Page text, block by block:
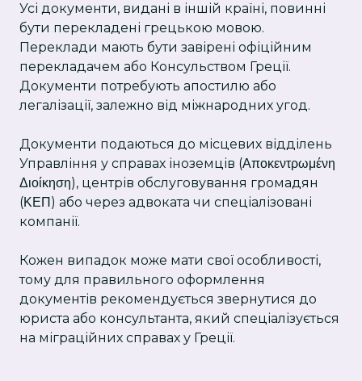
Усі документи, видані в іншій країні, повинні
бути перекладені грецькою мовою.
Переклади мають бути завірені офіційним
перекладачем або Консульством Греції.
Документи потребують апостилю або
легалізації, залежно від міжнародних угод.
Документи подаються до місцевих відділень
Управління у справах іноземців (Αποκεντρωμένη
Διοίκηση), центрів обслуговування громадян
(ΚΕΠ) або через адвоката чи спеціалізовані
компанії.
Кожен випадок може мати свої особливості,
тому для правильного оформлення
документів рекомендується звернутися до
юриста або консультанта, який спеціалізується
на міграційних справах у Греції.